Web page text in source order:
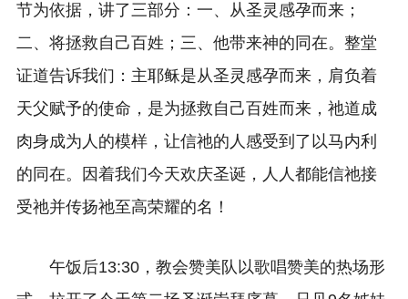
节为依据，讲了三部分：一、从圣灵感孕而来；
二、将拯救自己百姓；三、他带来神的同在。整堂
证道告诉我们：主耶稣是从圣灵感孕而来，肩负着
天父赋予的使命，是为拯救自己百姓而来，祂道成
肉身成为人的模样，让信祂的人感受到了以马内利
的同在。因着我们今天欢庆圣诞，人人都能信祂接
受祂并传扬祂至高荣耀的名！
午饭后13:30，教会赞美队以歌唱赞美的热场形